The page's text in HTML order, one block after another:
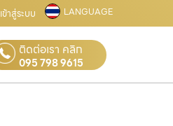
เข้าสู่ระบบ LANGUAGE
ติดต่อเรา คลิก
095 798 9615